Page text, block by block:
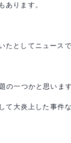
あります。
としてニュース
の一つかと思います
て大炎上した事件